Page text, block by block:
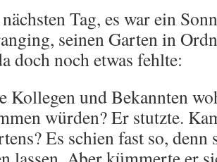
Tag, es war ein
seinen Garten in
doch noch etwas fehlte:
Kollegen und Bekannten
würden? Er stutzte.
Es schien fast so, denn